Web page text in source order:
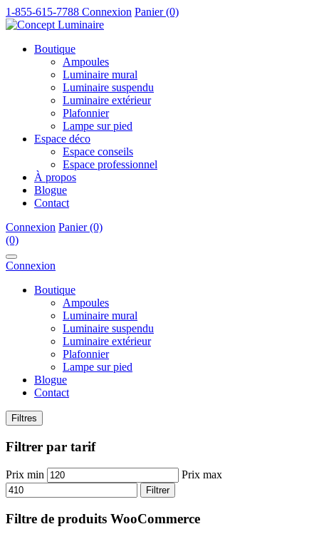
1-855-615-7788 Connexion Panier (0)
Boutique
Ampoules
Luminaire mural
Luminaire suspendu
Luminaire extérieur
Plafonnier
Lampe sur pied
Espace déco
Espace conseils
Espace professionnel
À propos
Blogue
Contact
Connexion Panier (0)
(0)
Connexion
Boutique
Ampoules
Luminaire mural
Luminaire suspendu
Luminaire extérieur
Plafonnier
Lampe sur pied
Blogue
Contact
Filtres
Filtrer par tarif
Prix min Prix max
Filtrer
Filtre de produits WooCommerce